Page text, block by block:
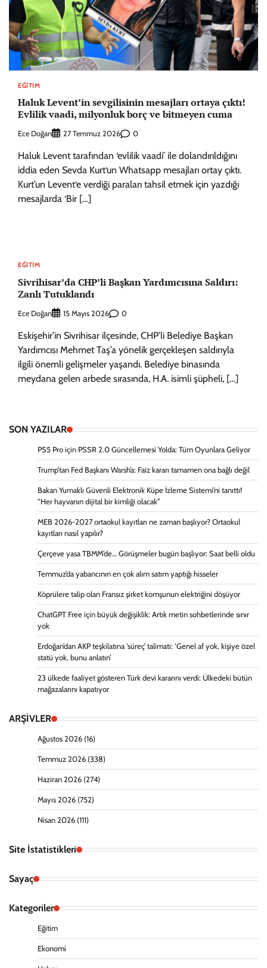
EĞITIM
Haluk Levent’in sevgilisinin mesajları ortaya çıktı!
Evlilik vaadi, milyonluk borç ve bitmeyen cuma
Ece Doğan 27 Temmuz 2026 0
Haluk Levent tarafından ‘evlilik vaadi’ ile dolandırıldığını
iddia eden Sevda Kurt‘un Whatsapp mesajları ortay çıktı.
Kurt’un Levent‘e verdiği paraları tahsil etmek için yazdığı
mesajlarda ‘Bir […]
EĞITIM
Sivrihisar’da CHP’li Başkan Yardımcısına Saldırı:
Zanlı Tutuklandı
Ece Doğan 15 Mayıs 2026 0
Eskişehir’in Sivrihisar ilçesinde, CHP’li Belediye Başkan
Yardımcısı Mehmet Taş’a yönelik gerçekleşen saldırıyla
ilgili önemli gelişmeler yaşandı. Belediye binasında
meydana gelen arbede sırasında, H.A. isimli şüpheli, […]
SON YAZILAR
PS5 Pro için PSSR 2.0 Güncellemesi Yolda: Tüm Oyunlara Geliyor
Trump’tan Fed Başkanı Warsh’a: Faiz kararı tamamen ona bağlı değil
Bakan Yumaklı Güvenli Elektronik Küpe İzleme Sistemi’ni tanıttı!
“Her hayvanın dijital bir kimliği olacak”
MEB 2026-2027 ortaokul kayıtları ne zaman başlıyor? Ortaokul
kayıtları nasıl yapılır?
Çerçeve yasa TBMM’de… Görüşmeler bugün başlıyor: Saat belli oldu
Temmuz’da yabancının en çok alım satım yaptığı hisseler
Köprülere talip olan Fransız şirket komşunun elektriğini döşüyor
ChatGPT Free için büyük değişiklik: Artık metin sohbetlerinde sınır
yok
Erdoğan’dan AKP teşkilatına ‘süreç’ talimatı: ‘Genel af yok, kişiye özel
statü yok, bunu anlatın’
23 ülkede faaliyet gösteren Türk devi kararını verdi: Ülkedeki bütün
mağazalarını kapatıyor
ARŞİVLER
Ağustos 2026 (16)
Temmuz 2026 (338)
Haziran 2026 (274)
Mayıs 2026 (752)
Nisan 2026 (111)
Site İstatistikleri
Sayaç
Kategoriler
Eğitim
Ekonomi